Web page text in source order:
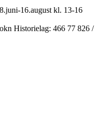
16.august kl. 13-16
Historielag: 466 77 826 /